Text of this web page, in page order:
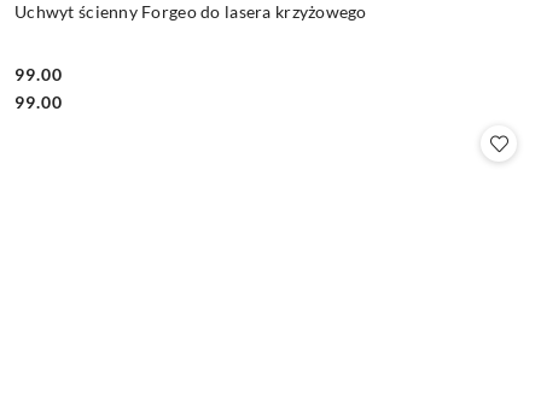
Uchwyt ścienny Forgeo do lasera krzyżowego
Cena:
99.00
Cena:
99.00